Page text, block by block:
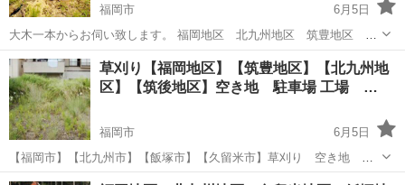
福岡市
6月5日
大木一本からお伺い致します。 福岡地区 北九州地区 筑豊地区 筑
後地区の大木伐採作業をいたします。福岡県内ならどこでもお伺い致
します。0120333079までお問い合わせ下さい
福岡 福岡市 草刈り
草刈り【福岡地区】【筑豊地区】【北九州地
区】【筑後地区】空き地 駐車場 工場 …
福岡市
6月5日
【福岡市】【北九州市】【飯塚市】【久留米市】草刈り 空き地 駐
車場 工場 病院 施設 会社の敷地のご依頼はfukuoka.greenへお任
福岡 福岡市 草刈り 空き地